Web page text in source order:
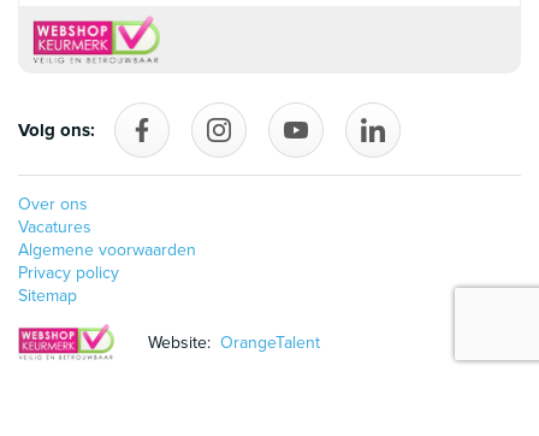
Volg ons: Volg ons op Facebook
follow_us_on_instagram
Volg ons op YouTube
Over ons
Vacatures
Algemene voorwaarden
Privacy policy
Sitemap
Website: OrangeTalent